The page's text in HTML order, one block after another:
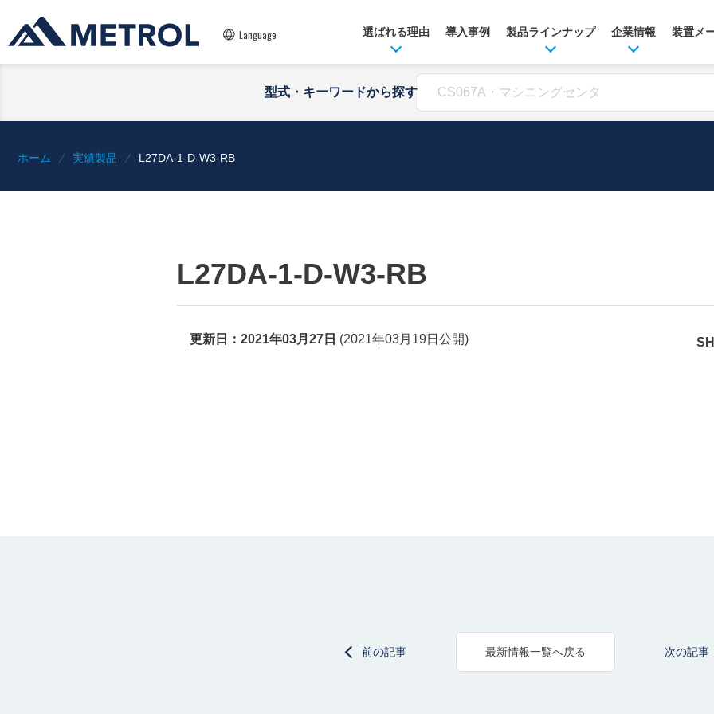
Language 選ばれる理由 導入事例 製品ラインナップ 企業情報 装置メ
型式・キーワードから探す
ホーム 実績製品 L27DA-1-D-W3-RB
L27DA-1-D-W3-RB
更新日： 2021年03月27日 (2021年03月19日 公開)
前の記事 最新情報一覧へ戻る 次の記事